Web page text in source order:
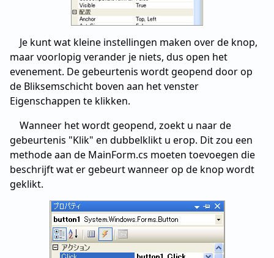
Je kunt wat kleine instellingen maken over de knop,
maar voorlopig verander je niets, dus open het
evenement. De gebeurtenis wordt geopend door op
de Bliksemschicht boven aan het venster
Eigenschappen te klikken.
Wanneer het wordt geopend, zoekt u naar de
gebeurtenis "Klik" en dubbelklikt u erop. Dit zou een
methode aan de MainForm.cs moeten toevoegen die
beschrijft wat er gebeurt wanneer op de knop wordt
geklikt.